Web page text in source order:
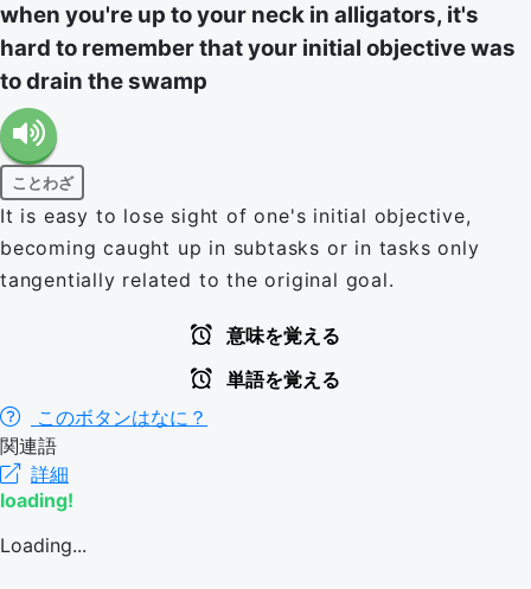
when you're up to your neck in alligators, it's
hard to remember that your initial objective was
to drain the swamp
ことわざ
It is easy to lose sight of one's initial objective,
becoming caught up in subtasks or in tasks only
tangentially related to the original goal.
意味を覚える
単語を覚える
このボタンはなに？
関連語
詳細
loading!
Loading...